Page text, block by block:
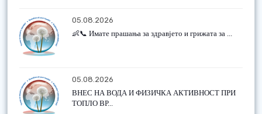
05.08.2026
👶📞 Имате прашања за здравјето и грижата за ...
05.08.2026
ВНЕС НА ВОДА И ФИЗИЧКА АКТИВНОСТ ПРИ
ТОПЛО ВР...